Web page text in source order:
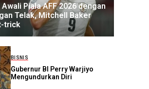
Piala AFF 2026 dengan
Telak, Mitchell Baker
trick
BISNIS
Gubernur BI Perry Warjiyo
Mengundurkan Diri